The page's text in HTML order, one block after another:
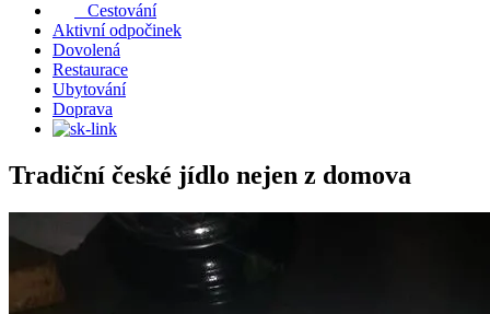
Cestování
Aktivní odpočinek
Dovolená
Restaurace
Ubytování
Doprava
Tradiční české jídlo nejen z domova